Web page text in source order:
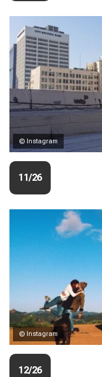
© Instagram
11/26
© Instagram
12/26